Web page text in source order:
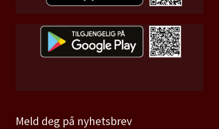
Meld deg på nyhetsbrev